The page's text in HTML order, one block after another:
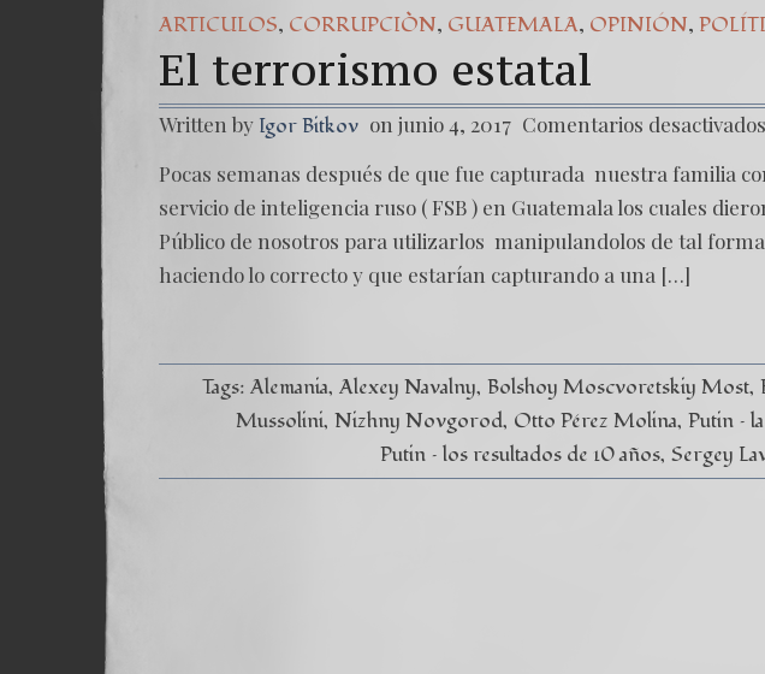
ARTICULOS, CORRUPCIÒN, GUATEMALA, OPINIÓN,
El terrorismo estatal
Written by Igor Bitkov on junio 4, 2017 Comentarios desactivados
Pocas semanas después de que fue capturada nuestra familia
servicio de inteligencia ruso ( FSB ) en Guatemala los cuales
Público de nosotros para utilizarlos manipulandolos de tal
haciendo lo correcto y que estarían capturando a una […]
Tags: Alemania Alexey Navalny Bolshoy Moscvoretskiy Most
Mussolini Nizhny Novgorod Otto Pérez Molina Putin –
Putin – los resultados de 10 años Sergey